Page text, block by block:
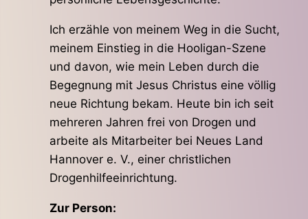
Ich erzähle von meinem Weg in die Sucht,
meinem Einstieg in die Hooligan-Szene
und davon, wie mein Leben durch die
Begegnung mit Jesus Christus eine völlig
neue Richtung bekam. Heute bin ich seit
mehreren Jahren frei von Drogen und
arbeite als Mitarbeiter bei Neues Land
Hannover e. V., einer christlichen
Drogenhilfeeinrichtung.
Zur Person: